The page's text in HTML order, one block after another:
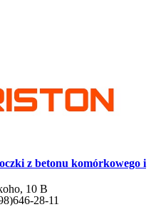
z betonu komórkowego i
10 B
28-11